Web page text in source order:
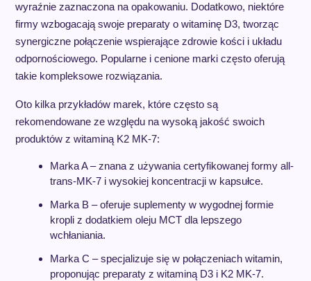
wyraźnie zaznaczona na opakowaniu. Dodatkowo, niektóre
firmy wzbogacają swoje preparaty o witaminę D3, tworząc
synergiczne połączenie wspierające zdrowie kości i układu
odpornościowego. Popularne i cenione marki często oferują
takie kompleksowe rozwiązania.
Oto kilka przykładów marek, które często są
rekomendowane ze względu na wysoką jakość swoich
produktów z witaminą K2 MK-7:
Marka A – znana z używania certyfikowanej formy all-
trans-MK-7 i wysokiej koncentracji w kapsułce.
Marka B – oferuje suplementy w wygodnej formie
kropli z dodatkiem oleju MCT dla lepszego
wchłaniania.
Marka C – specjalizuje się w połączeniach witamin,
proponując preparaty z witaminą D3 i K2 MK-7.